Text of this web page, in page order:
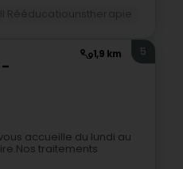
1,9 km 5
accueille du lundi au
traitements